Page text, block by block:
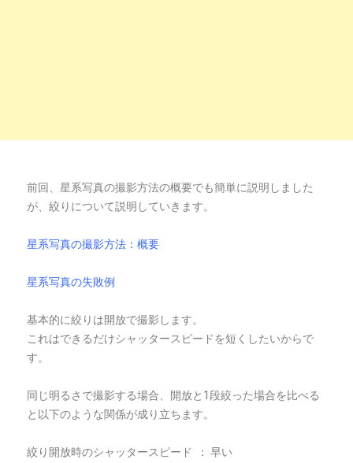
前回、星系写真の撮影方法の概要でも簡単に説明しました
が、絞りについて説明していきます。
星系写真の撮影方法：概要
星系写真の失敗例
基本的に絞りは開放で撮影します。
これはできるだけシャッタースピードを短くしたいからで
す。
同じ明るさで撮影する場合、開放と1段絞った場合を比べる
と以下のような関係が成り立ちます。
絞り開放時のシャッタースピード ： 早い